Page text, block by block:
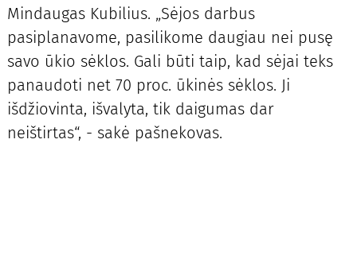
Mindaugas Kubilius. „Sėjos darbus
pasiplanavome, pasilikome daugiau nei pusę
savo ūkio sėklos. Gali būti taip, kad sėjai teks
panaudoti net 70 proc. ūkinės sėklos. Ji
išdžiovinta, išvalyta, tik daigumas dar
neištirtas“, - sakė pašnekovas.